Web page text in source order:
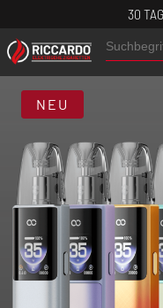
30
NEU